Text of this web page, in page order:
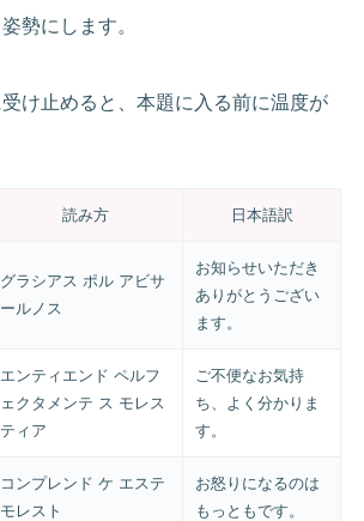
勢にします。
け止めると、本題に入る前に温度が
読み方 日本語訳
グラシアス ポル アビサ
ールノス
お知らせいただき
ありがとうござい
ます。
エンティエンド ペルフ
ェクタメンテ ス モレス
ティア
ご不便なお気持
ち、よく分かりま
す。
コンプレンド ケ エステ
モレスト
お怒りになるのは
もっともです。